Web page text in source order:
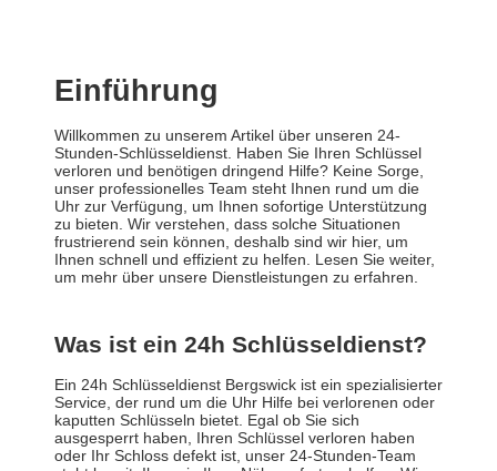
Einführung
Willkommen zu unserem Artikel über unseren 24-
Stunden-Schlüsseldienst. Haben Sie Ihren Schlüssel
verloren und benötigen dringend Hilfe? Keine Sorge,
unser professionelles Team steht Ihnen rund um die
Uhr zur Verfügung, um Ihnen sofortige Unterstützung
zu bieten. Wir verstehen, dass solche Situationen
frustrierend sein können, deshalb sind wir hier, um
Ihnen schnell und effizient zu helfen. Lesen Sie weiter,
um mehr über unsere Dienstleistungen zu erfahren.
Was ist ein 24h Schlüsseldienst?
Ein 24h Schlüsseldienst Bergswick ist ein spezialisierter
Service, der rund um die Uhr Hilfe bei verlorenen oder
kaputten Schlüsseln bietet. Egal ob Sie sich
ausgesperrt haben, Ihren Schlüssel verloren haben
oder Ihr Schloss defekt ist, unser 24-Stunden-Team